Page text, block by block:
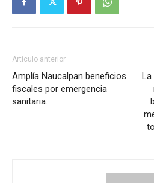
Artículo anterior
Amplía Naucalpan beneficios
fiscales por emergencia
sanitaria.
La